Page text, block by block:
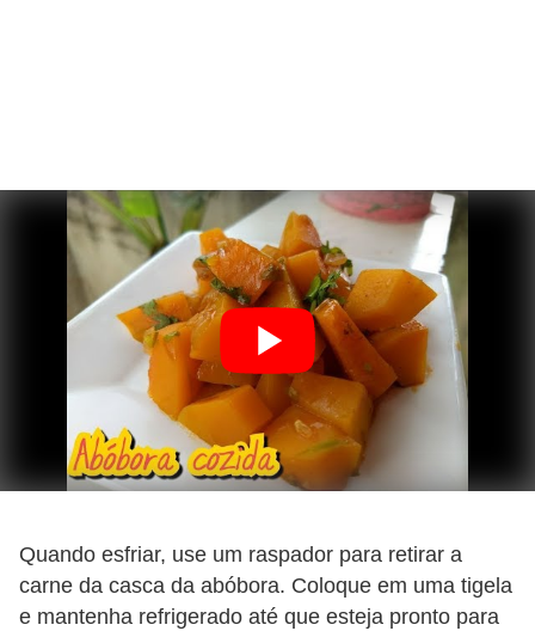
Quando esfriar, use um raspador para retirar a
carne da casca da abóbora. Coloque em uma tigela
e mantenha refrigerado até que esteja pronto para